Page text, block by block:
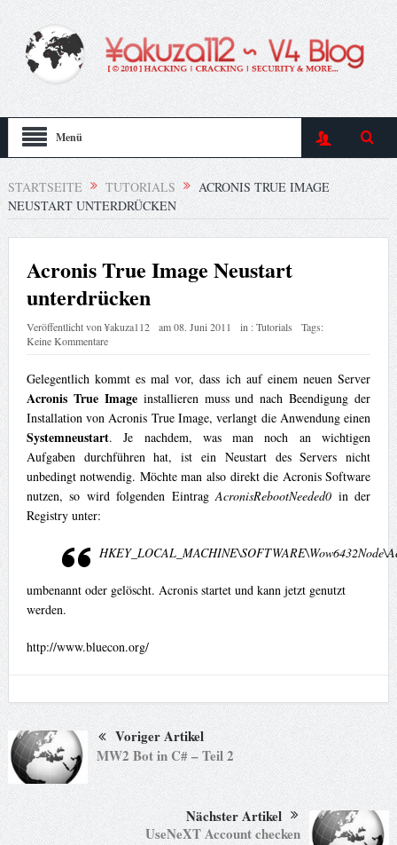
Menü
STARTSEITE TUTORIALS
ACRONIS TRUE IMAGE
NEUSTART UNTERDRÜCKEN
Acronis True Image Neustart
unterdrücken
Veröffentlicht von¥akuza112 am08. Juni 2011 in :Tutorials
Tags:
Keine Kommentare
Gelegentlich kommt es mal vor, dass ich auf einem neuen Server
Acronis True Imageinstallieren muss und nach Beendigung der
Installation von Acronis True Image, verlangt die Anwendung einen
Systemneustart. Je nachdem, was man noch an wichtigen
Aufgaben durchführen hat, ist ein Neustart des Servers nicht
unbedingt notwendig. Möchte man also direkt die Acronis Software
nutzen, so wird folgenden EintragAcronisRebootNeeded0 in der
Registry unter:
umbenannt oder gelöscht. Acronis startet und kann jetzt genutzt
werden.
http://www.bluecon.org/
Voriger Artikel
MW2 Bot in C# – Teil 2
Nächster Artikel
UseNeXT Account checken